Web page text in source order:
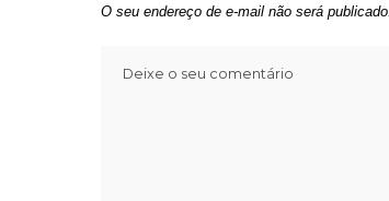
O seu endereço de e-mail não será publicado.